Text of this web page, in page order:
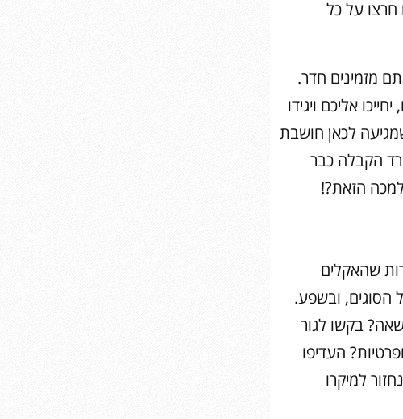
על כל
מזמינים חדר.
אליכם ויגידו
לכאן חושבת
הקבלה כבר
הזאת?!
שהאקלים
הסוגים, ובשפע.
בקשו לגור
העדיפו
למיקרו